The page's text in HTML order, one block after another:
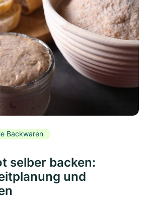
Backwaren
selber backen:
und